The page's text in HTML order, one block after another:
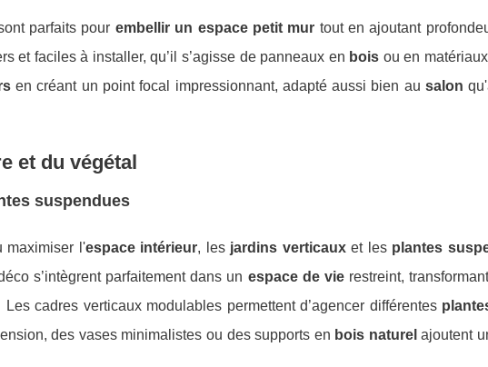
parfaits pour embellir un espace petit mur tout en ajoutant
et faciles à installer, qu’il s’agisse de panneaux en bois ou en
en créant un point focal impressionnant, adapté aussi bien au salon
et du végétal
suspendues
maximiser l'espace intérieur, les jardins verticauxet les plantes
s’intègrent parfaitement dans un espace de vierestreint,
cadres verticaux modulables permettent d’agencer différentes
des vases minimalistes ou des supports en bois naturel ajoutent